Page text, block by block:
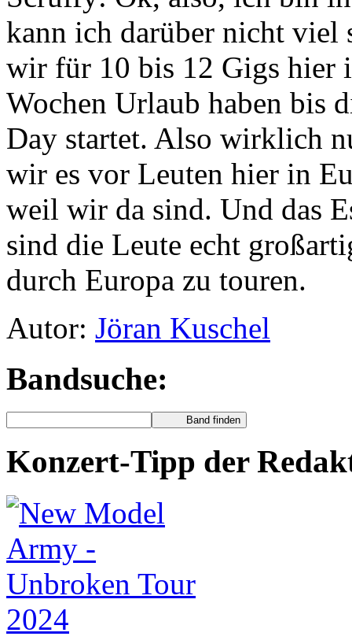
kann ich darüber nicht viel
wir für 10 bis 12 Gigs hier
Wochen Urlaub haben bis
Day startet. Also wirklich
wir es vor Leuten hier in
weil wir da sind. Und das
sind die Leute echt
durch Europa zu touren.
Autor: Jöran Kuschel
Bandsuche:
Konzert-Tipp der